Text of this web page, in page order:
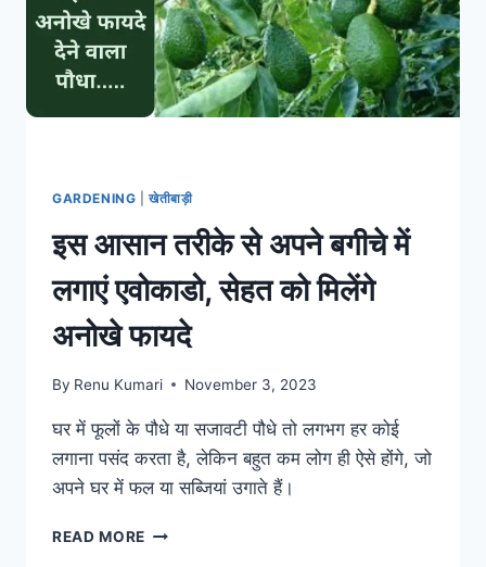
में
लगाने
बचें,
जानिए
GARDENING |खेतीबाड़ी
इस आसान तरीके से अपने बगीचे में
लगाएं एवोकाडो, सेहत को मिलेंगे
अनोखे फायदे
By Renu Kumari November 3, 2023
घर में फूलों के पौधे या सजावटी पौधे तो लगभग हर कोई
लगाना पसंद करता है, लेकिन बहुत कम लोग ही ऐसे होंगे, जो
अपने घर में फल या सब्जियां उगाते हैं।
READ MORE